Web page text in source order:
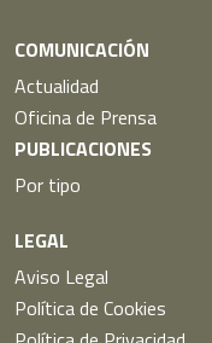
COMUNICACIÓN
Actualidad
Oficina de Prensa
PUBLICACIONES
Por tipo
LEGAL
Aviso Legal
Política de Cookies